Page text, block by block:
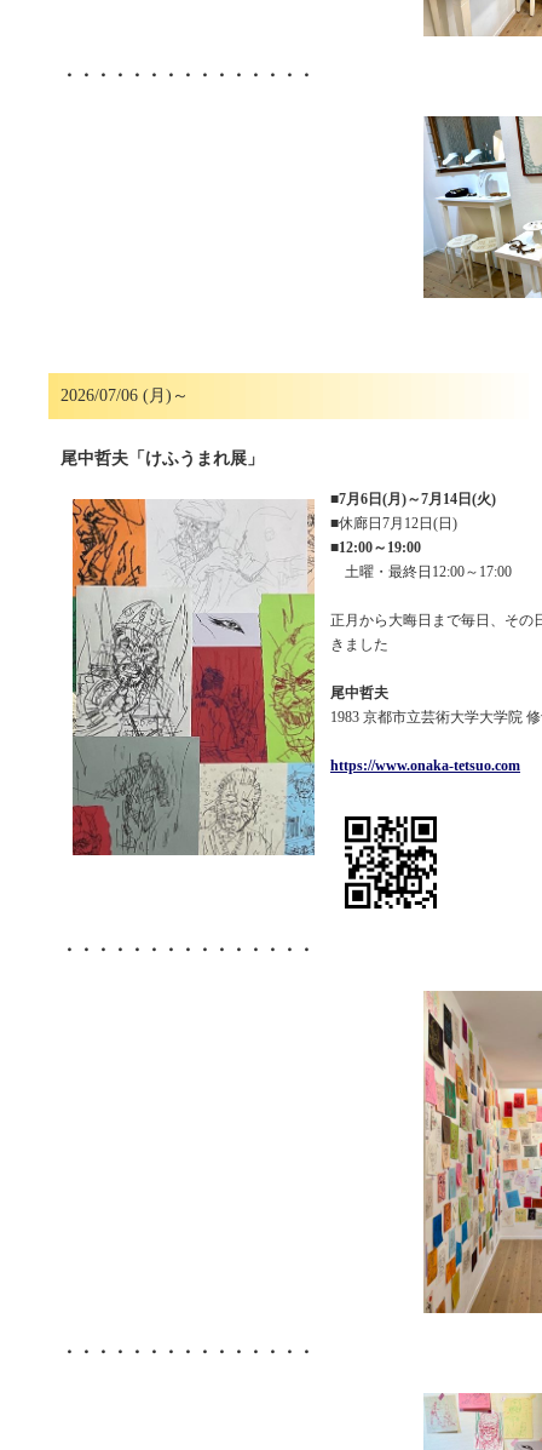
・・・・・・・・・・・・・・・
2026/07/06 (月)～
尾中哲夫「けふうまれ展」
■7月6日(月)～7月14日(火)
■休廊日7月12日(日)
■12:00～19:00
土曜・最終日12:00～17:00
正月から大晦日まで毎日、その
きました
尾中哲夫
1983 京都市立芸術大学大学院
https://www.onaka-tetsuo.com
・・・・・・・・・・・・・・・
・・・・・・・・・・・・・・・